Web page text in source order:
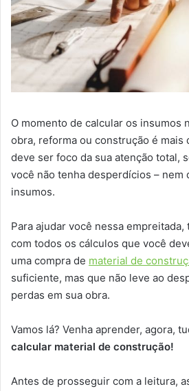
O momento de calcular os insumos
obra, reforma ou construção é mais
deve ser foco da sua atenção total,
você não tenha desperdícios – nem
insumos.
Para ajudar você nessa
com todos os cálculos que você
uma compra de material de
suficiente, mas que não leve ao
perdas em sua obra.
Vamos lá? Venha aprender, agora,
calcular material de construção!
Antes de prosseguir com a leitura,